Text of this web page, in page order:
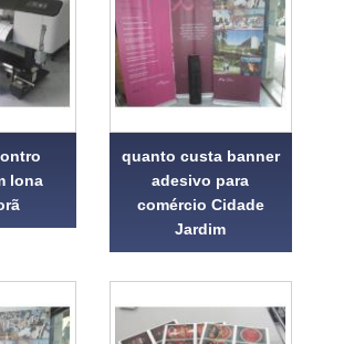
lona
quanto custa banner
adesivo para
comércio Cidade
Jardim